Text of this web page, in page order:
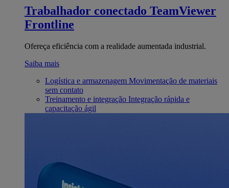
Trabalhador conectado TeamViewer
Frontline
Ofereça eficiência com a realidade aumentada industrial.
Saiba mais
Logística e armazenagem Movimentação de materiais
sem contato
Treinamento e integração Integração rápida e
capacitação ágil